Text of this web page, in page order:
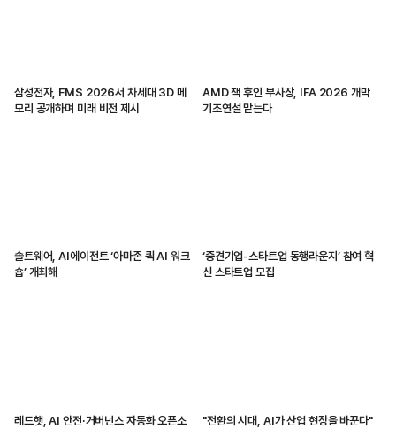
삼성전자, FMS 2026서 차세대 3D 메
모리 공개하며 미래 비전 제시
AMD 잭 후인 부사장, IFA 2026 개막
기조연설 맡는다
솔트웨어, AI에이전트 ‘아마존 퀵 AI 워크
숍’ 개최해
‘중견기업-스타트업 동행라운지’ 참여 혁
신 스타트업 모집
레드햇, AI 안전·거버넌스 자동화 오픈소
"전환의 시대, AI가 산업 현장을 바꾼다"